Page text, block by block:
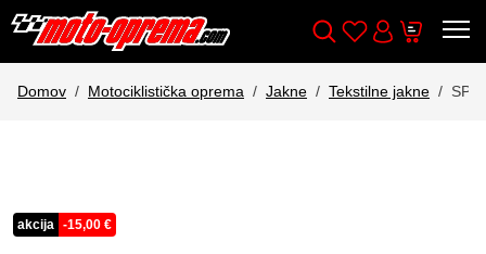
Wishlist
Cart
Domov Motociklistička oprema Jakne Tekstilne jakne
akcija -15,00 €